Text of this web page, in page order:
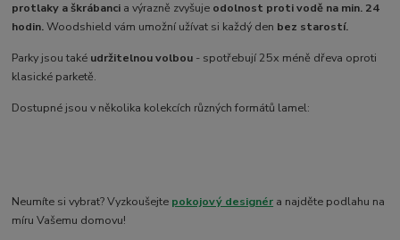
protlaky a škrábanci a výrazně zvyšuje odolnost proti vodě na min. 24
hodin.Woodshield vám umožní užívat si každý den bez starostí.
Parky jsou také udržitelnou volbou - spotřebují 25x méně dřeva oproti
klasické parketě.
Dostupné jsou v několika kolekcích různých formátů lamel:
Neumíte si vybrat? Vyzkoušejte pokojový designér a najděte podlahu na
míru Vašemu domovu!